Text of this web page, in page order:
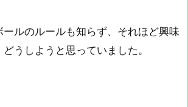
ールのルールも知らず、それほど興味
うしようと思っていました。